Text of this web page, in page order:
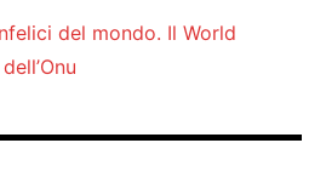
del mondo. Il World